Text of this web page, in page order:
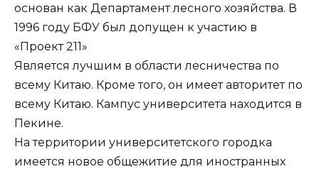
основан как Департамент лесного хозяйства. В
1996 году БФУ был допущен к участию в
«Проект 211»
Является лучшим в области лесничества по
всему Китаю. Кроме того, он имеет авторитет по
всему Китаю. Кампус университета находится в
Пекине.
На территории университетского городка
имеется новое общежитие для иностранных